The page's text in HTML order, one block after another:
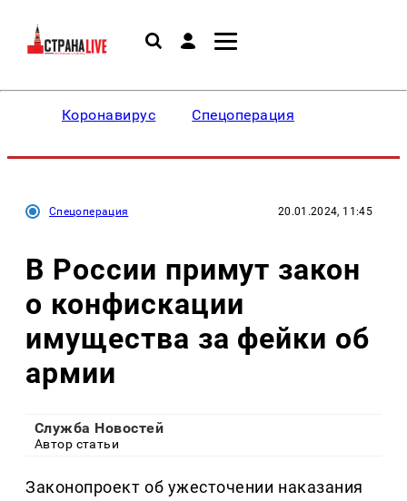
Коронавирус Спецоперация
Спецоперация 20.01.2024, 11:45
В России примут закон
о конфискации
имущества за фейки об
армии
Служба Новостей
Автор статьи
Законопроект об ужесточении наказания